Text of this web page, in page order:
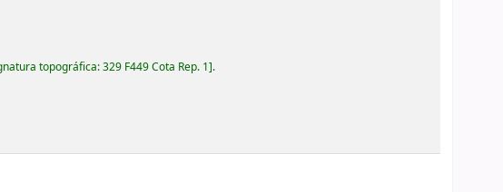
topográfica:329 F449 Cota Rep. 1 .